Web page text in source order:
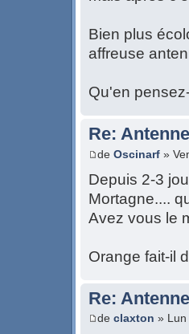
Bien plus
affreuse
Qu'en
Re:
de Oscinarf »
Depuis 2-3
Mortagne....
Avez vous le
Orange fait-il
Re:
de claxton » Lun